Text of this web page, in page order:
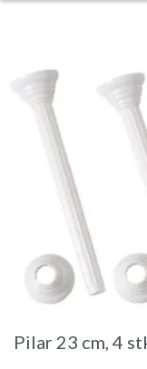
Pilar 23 cm, 4